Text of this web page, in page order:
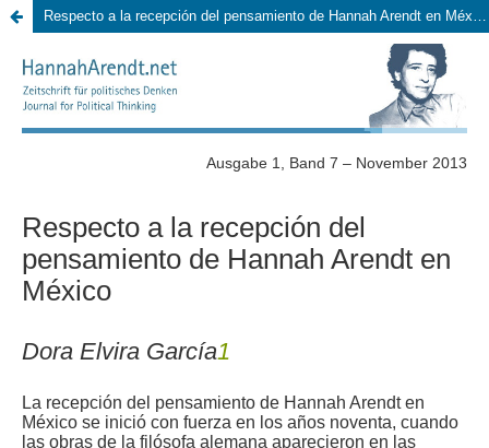
Respecto a la recepción del pensamiento de Hannah Arendt en México